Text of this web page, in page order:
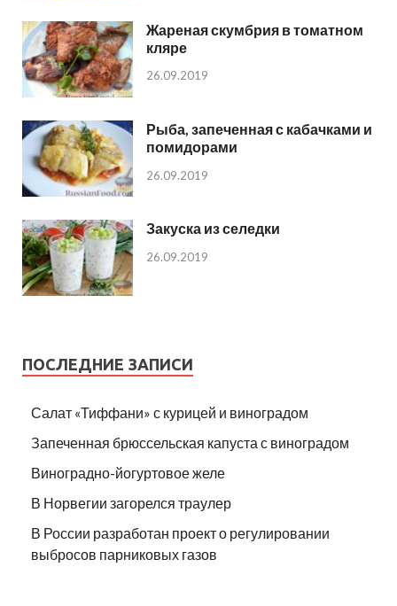
Жареная скумбрия в томатном
кляре
26.09.2019
Рыба, запеченная с кабачками и
помидорами
26.09.2019
Закуска из селедки
26.09.2019
ПОСЛЕДНИЕ ЗАПИСИ
Салат «Тиффани» с курицей и виноградом
Запеченная брюссельская капуста с виноградом
Виноградно-йогуртовое желе
В Норвегии загорелся траулер
В России разработан проект о регулировании
выбросов парниковых газов